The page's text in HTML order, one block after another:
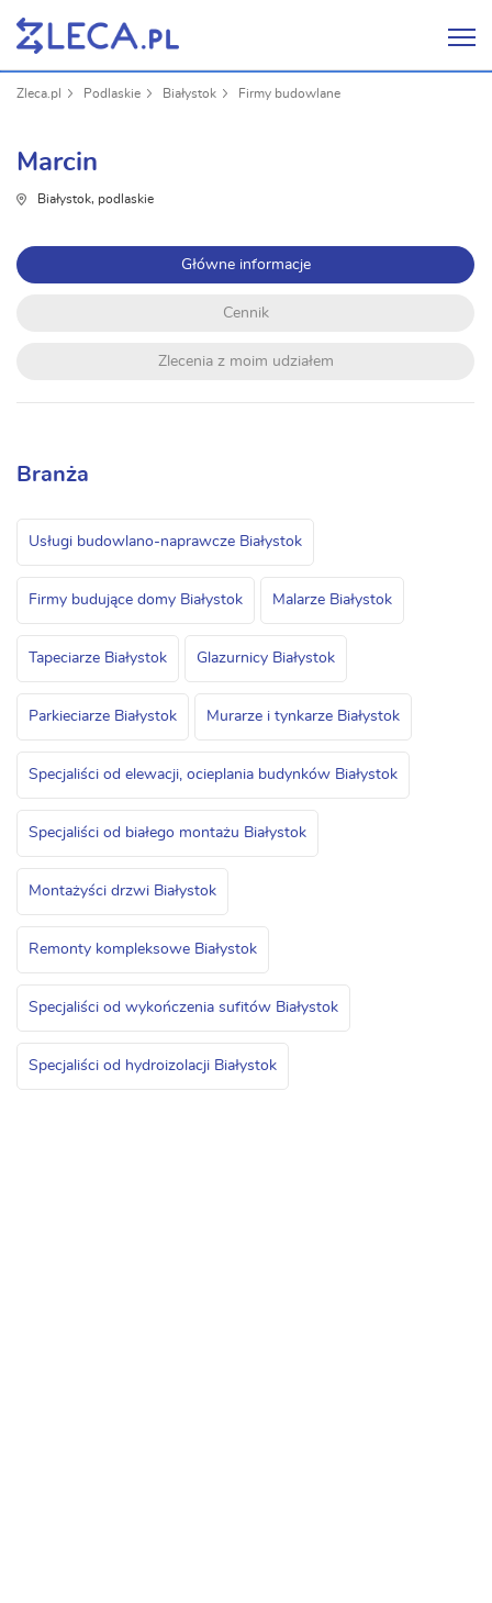
Zleca.pl Podlaskie Białystok Firmy budowlane
Marcin
Białystok, podlaskie
Główne informacje
Cennik
Zlecenia z moim udziałem
Branża
Usługi budowlano-naprawcze Białystok
Firmy budujące domy Białystok Malarze Białystok
Tapeciarze Białystok Glazurnicy Białystok
Parkieciarze Białystok Murarze i tynkarze Białystok
Specjaliści od elewacji, ocieplania budynków Białystok
Specjaliści od białego montażu Białystok
Montażyści drzwi Białystok
Remonty kompleksowe Białystok
Specjaliści od wykończenia sufitów Białystok
Specjaliści od hydroizolacji Białystok